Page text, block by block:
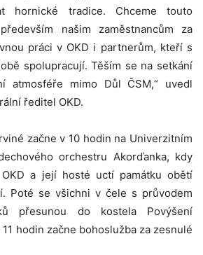
hornické tradice. Chceme touto
našim zaměstnancům za
práci v OKD i partnerům, kteří s
spolupracují. Těším se na setkání
atmosféře mimo Důl ČSM,“ uvedl
ředitel OKD.
začne v 10 hodin na Univerzitním
orchestru Akorďanka, kdy
a její hosté uctí památku obětí
Poté se všichni v čele s průvodem
přesunou do kostela Povýšení
hodin začne bohoslužba za zesnulé